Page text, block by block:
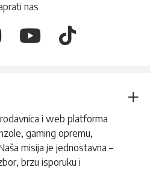
nas
i web platforma
gaming opremu,
misija je jednostavna –
brzu isporuku i